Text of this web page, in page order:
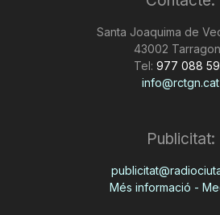
Santa Joaquima de
43002
Tel: 977 088
info@rctgn.cat
Publicitat:
Més informació -